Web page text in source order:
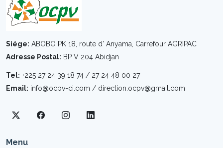
Siége: ABOBO PK 18, route d' Anyama, Carrefour AGRIPAC
Adresse Postal: BP V 204 Abidjan
Tel: +225 27 24 39 18 74 / 27 24 48 00 27
Email: info@ocpv-ci.com / direction.ocpv@gmail.com
Menu